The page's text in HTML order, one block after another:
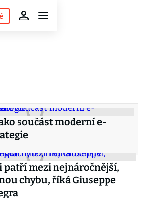
součást moderní e-
patří mezi nejnáročnější,
chybu, říká Giuseppe